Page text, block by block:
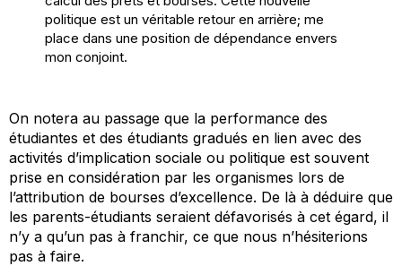
politique est un véritable retour en arrière; me
place dans une position de dépendance envers
mon conjoint.
On notera au passage que la performance des
étudiantes et des étudiants gradués en lien avec des
activités d’implication sociale ou politique est souvent
prise en considération par les organismes lors de
l’attribution de bourses d’excellence. De là à déduire que
les parents-étudiants seraient défavorisés à cet égard, il
n’y a qu’un pas à franchir, ce que nous n’hésiterions
pas à faire.